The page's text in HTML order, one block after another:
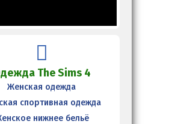
The Sims 4
Женская одежда
спортивная одежда
нижнее бельё